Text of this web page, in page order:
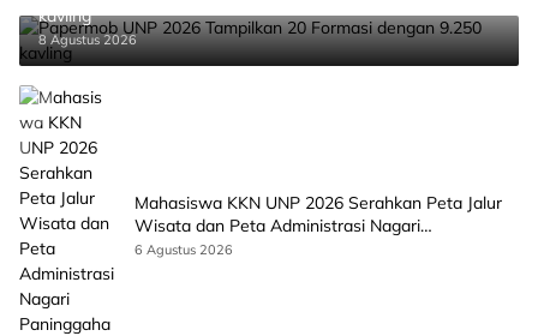
kavling
8 Agustus 2026
Mahasiswa KKN UNP 2026 Serahkan Peta Jalur
Wisata dan Peta Administrasi Nagari
Paninggahan
6 Agustus 2026